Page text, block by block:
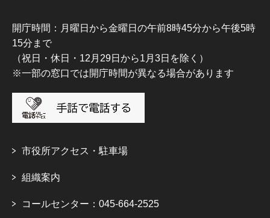
開庁時間：月曜日から金曜日の午前8時45分から午後5時
15分まで
（祝日・休日・12月29日から1月3日を除く）
※一部の窓口では開庁時間が異なる場合があります
市役所アクセス・駐車場
組織案内
コールセンター：045-664-2525